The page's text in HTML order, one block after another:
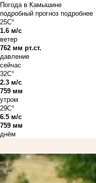
Погода в Камышине
подробный прогноз подробнее
25C°
1.6 м/с
ветер
762 мм рт.ст.
давление
сейчас
32C°
2.3 м/с
759 мм
утром
29C°
6.5 м/с
759 мм
днём